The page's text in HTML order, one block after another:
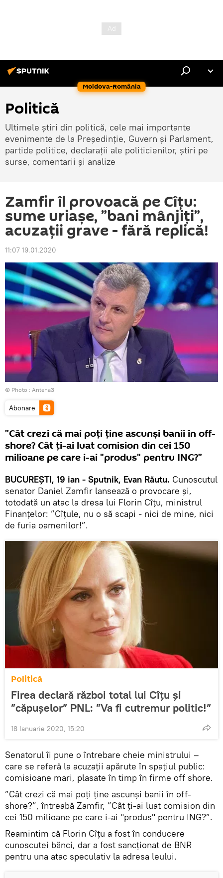
Moldova-România
Politică
Ultimele știri din politică, cele mai importante
evenimente de la Președinție, Guvern și Parlament,
partide politice, declarații ale politicienilor, știri pe
surse, comentarii și analize
Zamfir îl provoacă pe Cîțu:
sume uriașe, ”bani mânjiți”,
acuzații grave - fără replică!
11:07 19.01.2020
© Photo : Antena3
Abonare
”Cât crezi că mai poți ține ascunși banii în off-
shore? Cât ți-ai luat comision din cei 150
milioane pe care i-ai "produs" pentru ING?”
BUCUREȘTI, 19 ian - Sputnik, Evan Răutu. Cunoscutul
senator Daniel Zamfir lansează o provocare și,
totodată un atac la dresa lui Florin Cîțu, ministrul
Finanțelor: ”Cîțule, nu o să scapi - nici de mine, nici
de furia oamenilor!”.
Politică
Firea declară război total lui Cîțu și
”căpușelor” PNL: ”Va fi cutremur politic!”
18 Ianuarie 2020, 15:20
Senatorul îi pune o întrebare cheie ministrului –
care se referă la acuzații apărute în spațiul public:
comisioane mari, plasate în timp în firme off shore.
”Cât crezi că mai poți ține ascunși banii în off-
shore?”, întreabă Zamfir, ”Cât ți-ai luat comision din
cei 150 milioane pe care i-ai "produs" pentru ING?”.
Reamintim că Florin Cîțu a fost în conducere
cunoscutei bănci, dar a fost sancționat de BNR
pentru una atac speculativ la adresa leului.